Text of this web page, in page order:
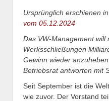
Ursprünglich erschienen
vom 05.12.2024
Das VW-Management will
Werksschließungen
Gewinn wieder
Betriebsrat antworten mit
Seit September ist die
wie zuvor. Der Vorstand